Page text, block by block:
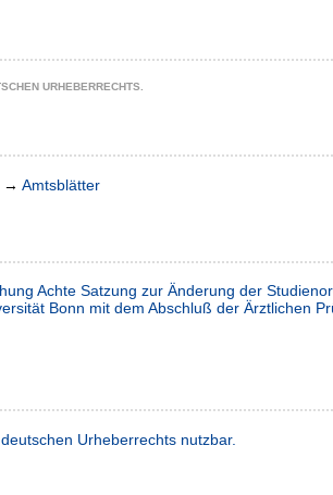
URHEBERRECHTS.
→ Amtsblätter
Achte Satzung zur Änderung der
Bonn mit dem Abschluß der Ärztlichen
Urheberrechts nutzbar.